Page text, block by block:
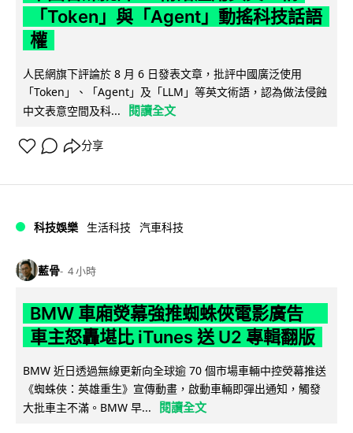
「Token」與「Agent」動搖科技話語
權
人民網旗下評論於 8 月 6 日發表文章，批評中國廣泛使用
「Token」、「Agent」及「LLM」等英文術語，認為做法侵蝕
中文表意空間及科...
閱讀全文
分享
科技娛樂 生活科技 汽車科技
藍骨 4 小時
BMW 車廂熒幕強推蜘蛛俠電影廣告
車主怒轟堪比 iTunes 送 U2 專輯翻版
BMW 近日透過無線更新向全球逾 70 個市場車輛中控熒幕推送
《蜘蛛俠：英雄重生》宣傳動畫，啟動車輛即彈出通知，觸發
大批車主不滿。BMW 早...
閱讀全文